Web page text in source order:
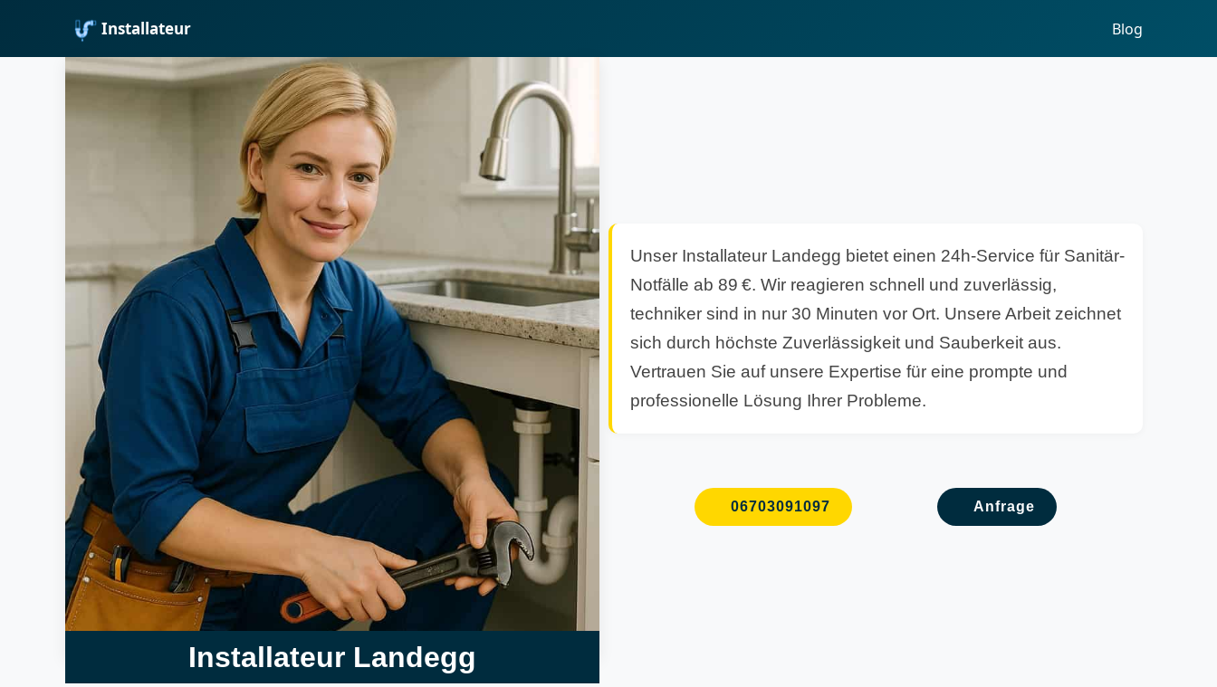
Installateur Blog
Installateur Landegg
Unser Installateur Landegg bietet einen 24h-Service für Sanitär-
Notfälle ab 89 €. Wir reagieren schnell und zuverlässig,
techniker sind in nur 30 Minuten vor Ort. Unsere Arbeit zeichnet
sich durch höchste Zuverlässigkeit und Sauberkeit aus.
Vertrauen Sie auf unsere Expertise für eine prompte und
professionelle Lösung Ihrer Probleme.
06703091097 Anfrage